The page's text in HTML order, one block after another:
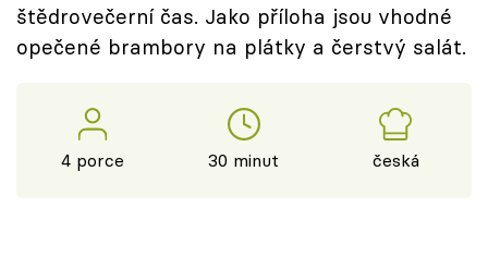
štědrovečerní čas. Jako příloha jsou vhodné
opečené brambory na plátky a čerstvý salát.
4 porce 30 minut česká